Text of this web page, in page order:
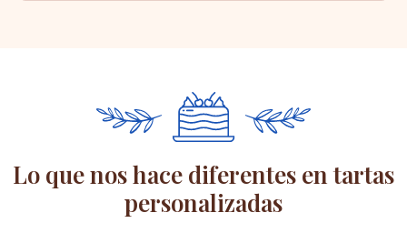
Lo que nos hace diferentes en tartas
personalizadas